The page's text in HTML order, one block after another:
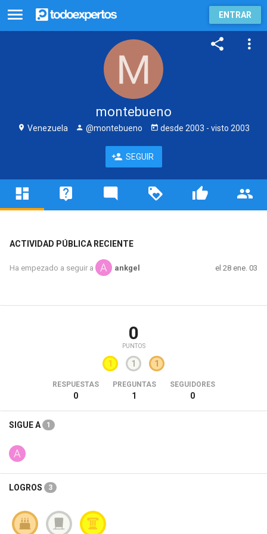
ENTRAR
montebueno
Venezuela @montebueno desde 2003 - visto 2003
SEGUIR
ACTIVIDAD PÚBLICA RECIENTE
Ha empezado a seguir a ankgel el 28 ene. 03
0
PUNTOS
1 1 1
RESPUESTAS
0
PREGUNTAS
1
SEGUIDORES
0
SIGUE A 1
LOGROS 3